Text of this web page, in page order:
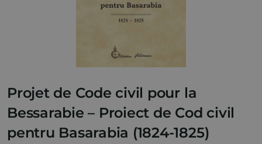
Projet de Code civil pour la
Bessarabie – Proiect de Cod civil
pentru Basarabia (1824-1825)